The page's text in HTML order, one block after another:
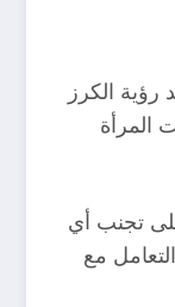
الكرز
المرأة
تجنب أي
مع